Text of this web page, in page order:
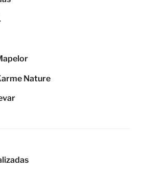
Nature